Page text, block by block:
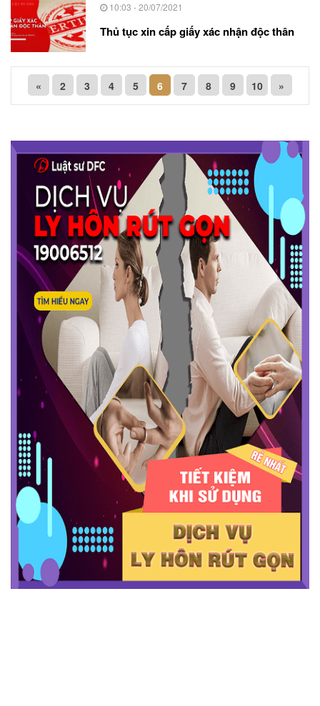
10:03 - 20/07/2021
Thủ tục xin cấp giấy xác nhận độc thân
« 2 3 4 5 6 7 8 9 10 »